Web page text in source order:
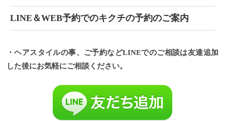
LINE＆WEB予約でのキクチの予約のご案内
・ヘアスタイルの事、ご予約などLINEでのご相談は友達追加
した後にお気軽にご相談ください。